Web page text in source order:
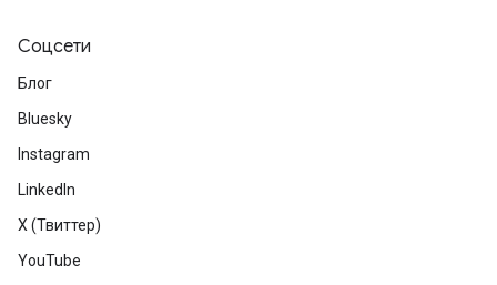
Соцсети
Блог
Bluesky
Instagram
LinkedIn
X (Твиттер)
YouTube